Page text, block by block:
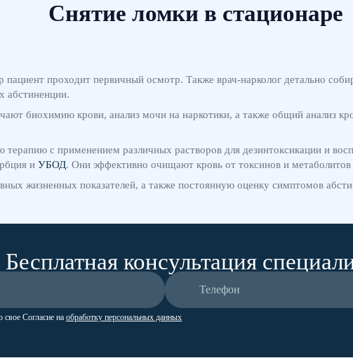
Снятие ломки в стационаре
проходит первичный осмотр. Также врач-нарколог детально
абстиненции.
биохимию крови, анализ мочи на наркотики, а также общий анализ
с применением различных растворов для дезинтоксикации и
и УБОД. Они эффективно очищают кровь от токсинов и метаболитов
жизненных показателей, а также постоянную оценку симптомов
Бесплатная консультация
свое Согласие на обработку персональных данных